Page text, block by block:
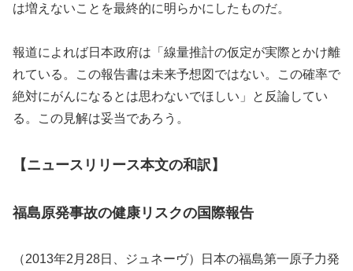
は増えないことを最終的に明らかにしたものだ。
報道によれば日本政府は「線量推計の仮定が実際とかけ離
れている。この報告書は未来予想図ではない。この確率で
絶対にがんになるとは思わないでほしい」と反論してい
る。この見解は妥当であろう。
【ニュースリリース本文の和訳】
福島原発事故の健康リスクの国際報告
（2013年2月28日、ジュネーヴ）日本の福島第一原子力発